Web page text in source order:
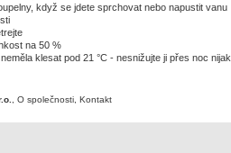
když se jdete sprchovat nebo napustit vanu
na 50 %
klesat pod 21 °C - nesnižujte ji přes noc nijak
O společnosti Kontakt